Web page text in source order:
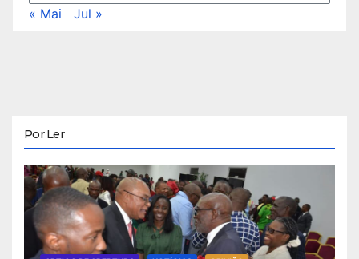
« Mai Jul »
Por Ler